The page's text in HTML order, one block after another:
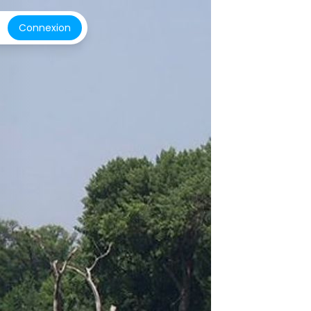
Connexion